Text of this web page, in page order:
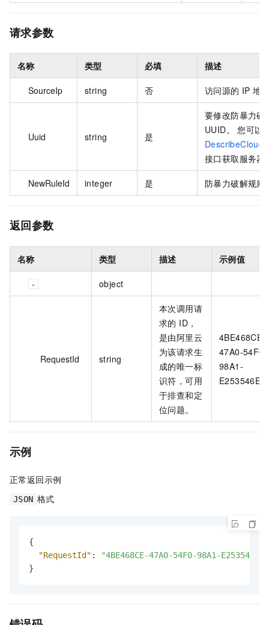
请求参数
名称 类型 必填 描述
SourceIp string 否 访问源的 IP 地
Uuid string 是
要修改防暴力破
UUID。 您可以
接口获取服务器
NewRuleId integer 是 防暴力破解规则
返回参数
名称 类型 描述 示例值
object
RequestId string
本次调用请
求的 ID，
是由阿里云
为该请求生
成的唯一标
识符，可用
于排查和定
位问题。
4BE468CE-
47A0-54F0-
98A1-
示例
正常返回示例
JSON 格式
{
"RequestId" :
"4BE468CE-47A0-54F0-98A1-
}